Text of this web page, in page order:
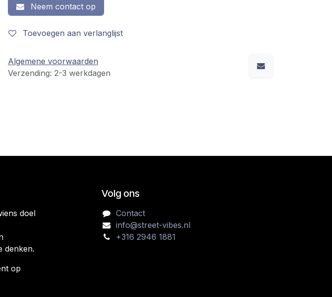
Neem contact op
Toevoegen aan verlanglijst
Algemene voorwaarden
Verzending: 2-3 werkdagen
doel
denken.
op
Volg ons
Contact
info@street-vibes.nl
+316 2946 1881